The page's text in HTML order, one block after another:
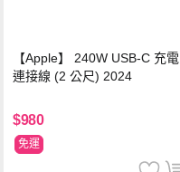
【Apple】 240W USB-C 充電
連接線 (2 公尺) 2024
$980
免運